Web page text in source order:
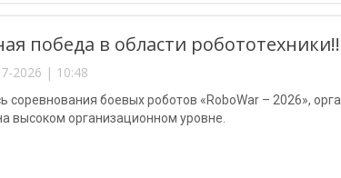
победа в области
2026 | 10:48
соревнования боевых роботов «RoboWar – 2026»,
высоком организационном уровне.